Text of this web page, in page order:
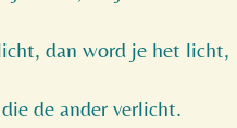
dan word je het licht,
de ander verlicht.